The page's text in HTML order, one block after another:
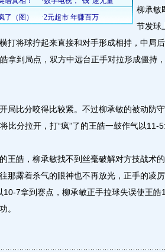
柳承敏
节发球
打将球拧起来直接和对手形成相持，中局
拿到局点，双方中远台正手对拉形成僵持
比分咬得比较紧。不过柳承敏的被动防
比分拉开，打“疯”了的王皓一鼓作气以11-5
皓，柳承敏找不到丝毫破解对方技战术
那露着杀气的眼神也不再放光，正手的凌厉
10-7拿到赛点，柳承敏正手拉球失误使王皓
。